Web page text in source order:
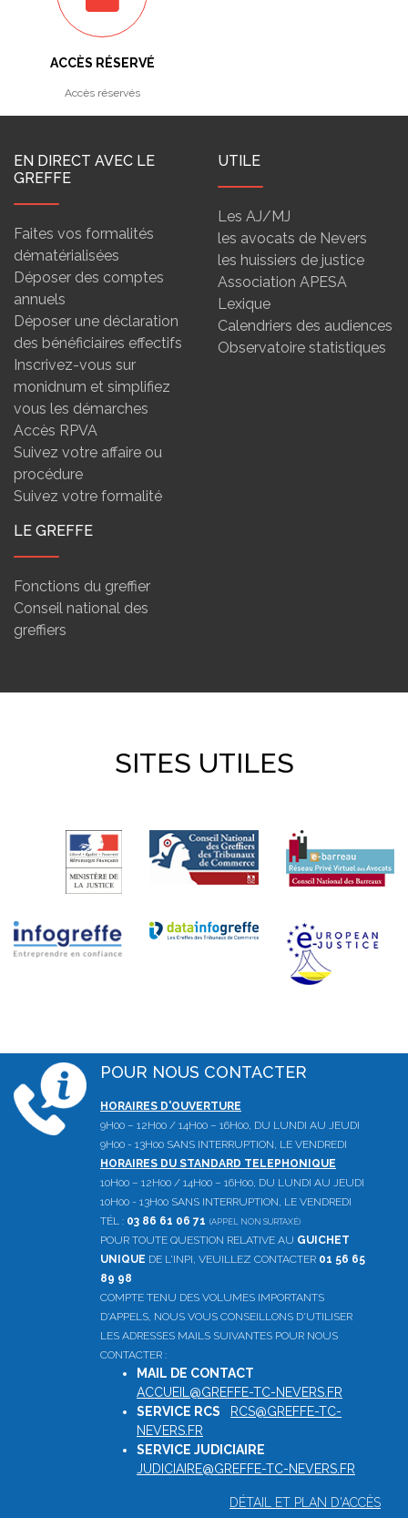
ACCÈS RÉSERVÉ
Accès réservés
EN DIRECT AVEC LE
GREFFE
Faites vos formalités
dématérialisées
Déposer des comptes
annuels
Déposer une déclaration
des bénéficiaires effectifs
Inscrivez-vous sur
monidnum et simplifiez
vous les démarches
Accès RPVA
Suivez votre affaire ou
procédure
Suivez votre formalité
UTILE
Les AJ/MJ
les avocats de Nevers
les huissiers de justice
Association APESA
Lexique
Calendriers des audiences
Observatoire statistiques
LE GREFFE
Fonctions du greffier
Conseil national des
greffiers
SITES UTILES
POUR NOUS CONTACTER
HORAIRES D'OUVERTURE
9H00 – 12H00 / 14H00 – 16H00, DU LUNDI AU JEUDI
9H00 - 13H00 SANS INTERRUPTION, LE VENDREDI
HORAIRES DU STANDARD TELEPHONIQUE
10H00 – 12H00 / 14H00 – 16H00, DU LUNDI AU JEUDI
10H00 - 13H00 SANS INTERRUPTION, LE VENDREDI
TÉL : 03 86 61 06 71 (APPEL NON SURTAXÉ)
POUR TOUTE QUESTION RELATIVE AU GUICHET
UNIQUE DE L'INPI, VEUILLEZ CONTACTER 01 56 65
89 98
COMPTE TENU DES VOLUMES IMPORTANTS
D'APPELS, NOUS VOUS CONSEILLONS D'UTILISER
LES ADRESSES MAILS SUIVANTES POUR NOUS
CONTACTER :
MAIL DE CONTACT
ACCUEIL@GREFFE-TC-NEVERS.FR
SERVICE RCS
RCS@GREFFE-TC-
NEVERS.FR
SERVICE JUDICIAIRE
JUDICIAIRE@GREFFE-TC-NEVERS.FR
DÉTAIL ET PLAN D'ACCÈS